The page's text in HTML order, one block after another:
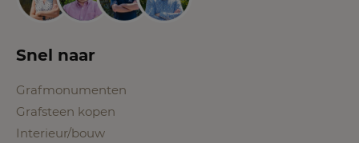
Snel naar
Grafmonumenten
Grafsteen kopen
Interieur/bouw